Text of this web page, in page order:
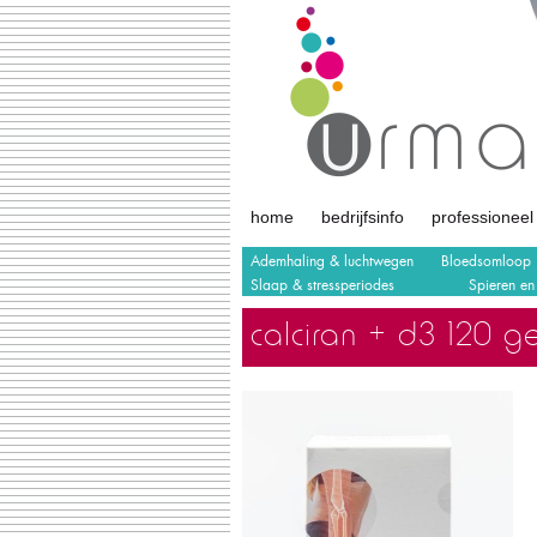
Urmale
home bedrijfsinfo professioneel
Ademhaling & luchtwegen
Bloedsomloop
Slaap & stressperiodes
Spieren
calciran + d3 120